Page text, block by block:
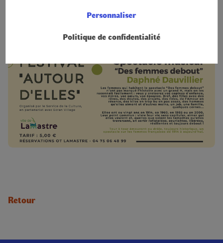
Retour
Personnaliser
Politique de confidentialité